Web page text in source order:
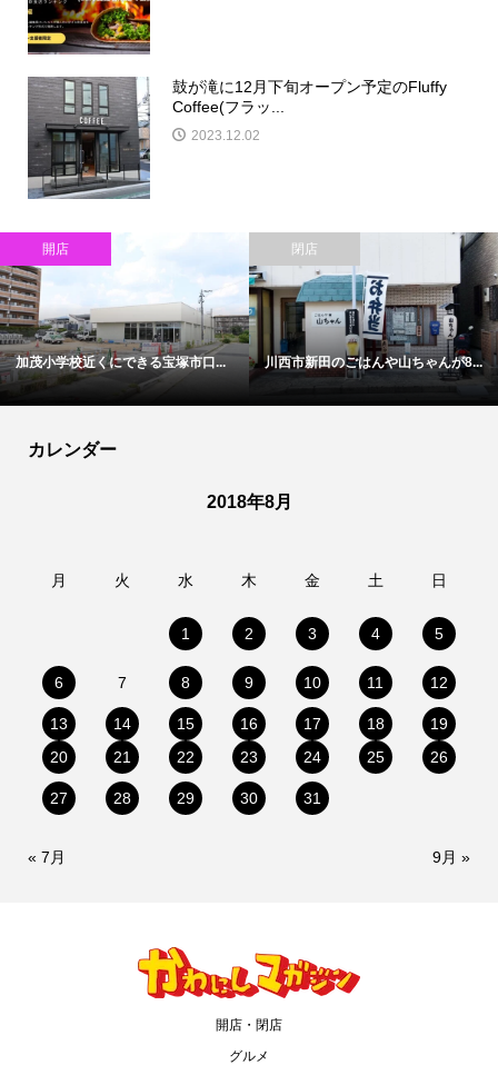
鼓が滝に12月下旬オープン予定のFluffy
Coffee(フラッ...
2023.12.02
開店
加茂小学校近くにできる宝塚市口...
閉店
川西市新田のごはんや山ちゃんが8...
カレンダー
2018年8月
月 火 水 木 金 土 日
1 2 3 4 5
6 7 8 9 10 11 12
13 14 15 16 17 18
19
20
21 22 23 24 25 26
27 28 29 30 31
« 7月 9月 »
開店・閉店
グルメ